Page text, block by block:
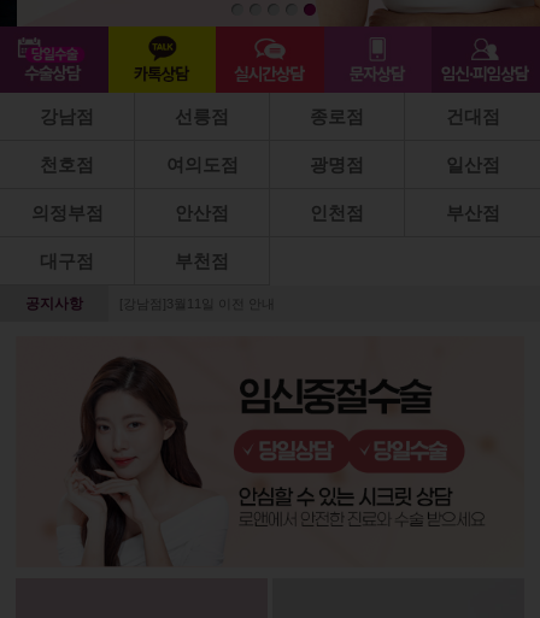
강남점 선릉점 종로점 건대점
천호점 여의도점 광명점 일산점
의정부점 안산점 인천점 부산점
대구점 부천점
공지사항 [강남점]3월11일 이전 안내